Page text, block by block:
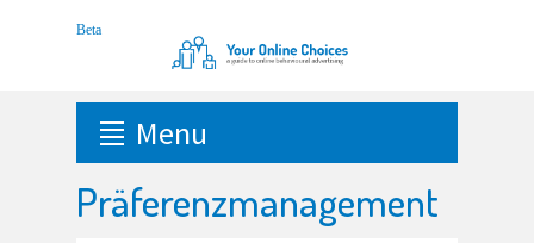
Menu
Präferenzmanagement